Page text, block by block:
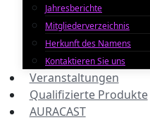
Jahresberichte
Mitgliederverzeichnis
Herkunft des Namens
Kontaktieren Sie uns
Veranstaltungen
Qualifizierte Produkte
AURACAST